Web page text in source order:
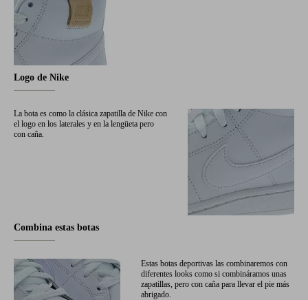
Logo de Nike
La bota es como la clásica zapatilla de Nike con
el logo en los laterales y en la lengüeta pero
con caña.
Combina estas botas
Estas botas deportivas las combinaremos con
diferentes looks como si combináramos unas
zapatillas, pero con caña para llevar el pie más
abrigado.